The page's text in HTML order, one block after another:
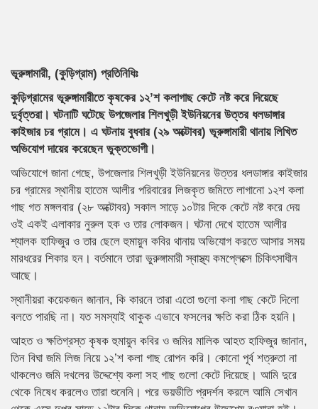
ভূরুঙ্গামারী, (কুড়িগ্রাম) প্রতিনিধিঃ
কুড়িগ্রামের ভূরুঙ্গামারীতে কৃষকের ১২’শ কলাগাছ কেটে নষ্ট করে দিয়েছে
দুর্বৃত্তরা। ঘটনাটি ঘটেছে উপজেলার শিলখুড়ী ইউনিয়নের উত্তর ধলডাঙ্গার
কাইজার চর গ্রামে। এ ঘটনায় বুধবার (২৯ অক্টোবর) ভূরুঙ্গামারী থানায় লিখিত
অভিযোগ দায়ের করেছেন ভুক্তভোগী।
অভিযোগে জানা গেছে, উপজেলার শিলখুড়ী ইউনিয়নের উত্তর ধলডাঙ্গার কাইজার
চর গ্রামের স্থানীয় হাতেম আলীর পরিবারের লিজকৃত জমিতে লাগানো ১২শ কলা
গাছ গত মঙ্গলবার (২৮ অক্টোবর) সকাল সাড়ে ১০টার দিকে কেটে নষ্ট করে দেয়
ওই একই এলাকার নুরুল হক ও তার লোকজন। ঘটনা দেখে হাতেম আলীর
শ্যালক হাফিজুর ও তার ছেলে হুমায়ুন কবির থানায় অভিযোগ করতে আসার সময়
মারধরের শিকার হন। বর্তমানে তারা ভুরুঙ্গামারী স্বাস্থ্য কমপ্লেক্সে চিকিৎসাধীন
আছে।
স্থানীয়রা কয়েকজন জানান, কি কারনে তারা এতো গুলো কলা গাছ কেটে দিলো
বলতে পারছি না। যত সমস্যাই থাকুক এভাবে ফসলের ক্ষতি করা ঠিক হয়নি।
আহত ও ক্ষতিগ্রস্ত কৃষক হুমায়ুন কবির ও জমির মালিক আহত হাফিজুর জানান,
তিন বিঘা জমি লিজ নিয়ে ১২’শ কলা গাছ রোপন করি। কোনো পূর্ব শত্রুতা না
থাকলেও জমি দখলের উদ্দেশ্যে কলা সহ গাছ গুলো কেটে দিয়েছে। আমি দুরে
থেকে নিষেধ করলেও তারা শুনেনি। পরে ভয়ভীতি প্রদর্শন করলে আমি সেখান